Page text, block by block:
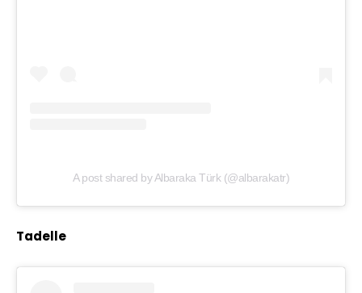
A post shared by Albaraka Türk (@albarakatr)
Tadelle